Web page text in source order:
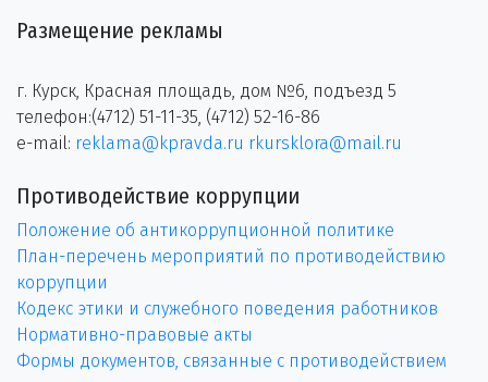
Размещение рекламы
г. Курск, Красная площадь, дом №6, подъезд 5
телефон:(4712) 51-11-35, (4712) 52-16-86
e-mail: reklama@kpravda.ru rkursklora@mail.ru
Противодействие коррупции
Положение об антикоррупционной политике
План-перечень мероприятий по противодействию
коррупции
Кодекс этики и служебного поведения работников
Нормативно-правовые акты
Формы документов, связанные с противодействием